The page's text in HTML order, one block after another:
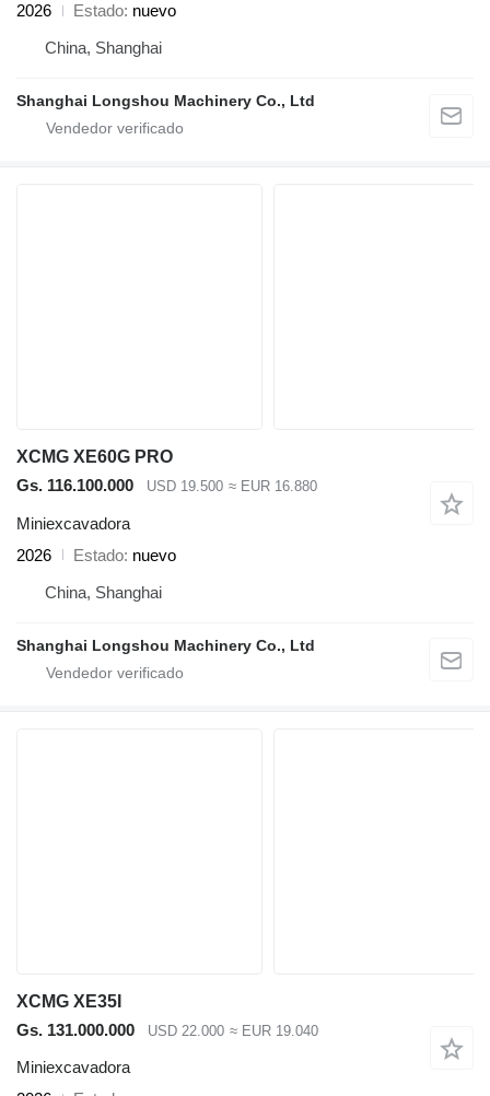
2026
Estado nuevo
China, Shanghai
Shanghai Longshou Machinery Co., Ltd
XCMG XE60G PRO
Gs. 116.100.000
USD 19.500 ≈ EUR 16.880
Miniexcavadora
2026
Estado nuevo
China, Shanghai
Shanghai Longshou Machinery Co., Ltd
XCMG XE35I
Gs. 131.000.000
USD 22.000 ≈ EUR 19.040
Miniexcavadora